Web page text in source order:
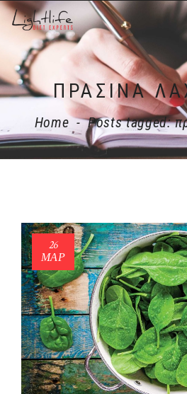
ΠΡΆΣΙΝΑ
Home - Posts tagged:
26
ΜΑΡ